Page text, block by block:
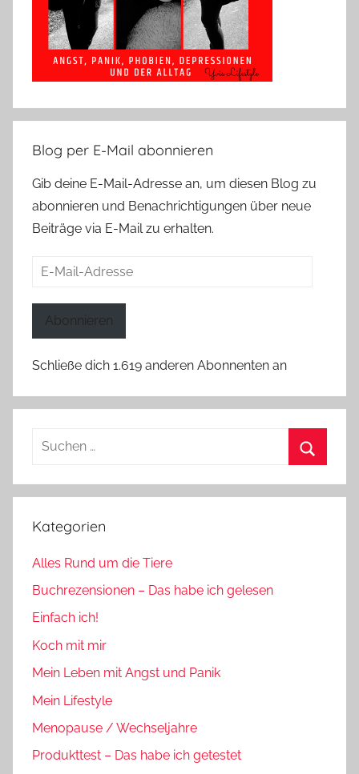
Blog per E-Mail abonnieren
Gib deine E-Mail-Adresse an, um diesen Blog zu
abonnieren und Benachrichtigungen über neue
Beiträge via E-Mail zu erhalten.
E-
Abonnieren
Schließe dich 1.619 anderen Abonnenten an
Suchen
Kategorien
Alles Rund um die Tiere
Buchrezensionen – Das habe ich gelesen
Einfach ich!
Koch mit mir
Mein Leben mit Angst und Panik
Mein Lifestyle
Menopause / Wechseljahre
Produkttest – Das habe ich getestet